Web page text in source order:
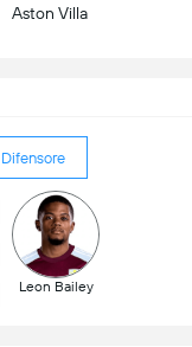
Aston Villa
Difensore
Leon Bailey